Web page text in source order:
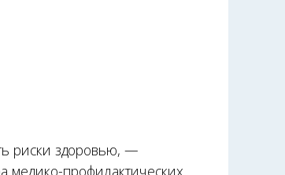
риски здоровью, —